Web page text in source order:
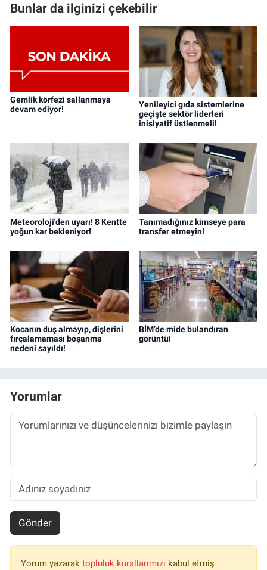
Bunlar da ilginizi çekebilir
Gemlik körfezi sallanmaya
devam ediyor!
Yenileyici gıda sistemlerine
geçişte sektör liderleri
inisiyatif üstlenmeli!
Meteoroloji'den uyarı! 8 Kentte
yoğun kar bekleniyor!
Tanımadığınız kimseye para
transfer etmeyin!
Kocanın duş almayıp, dişlerini
fırçalamaması boşanma
nedeni sayıldı!
BİM’de mide bulandıran
görüntü!
Yorumlar
Gönder
Yorum yazarak topluluk kurallarımızı kabul etmiş